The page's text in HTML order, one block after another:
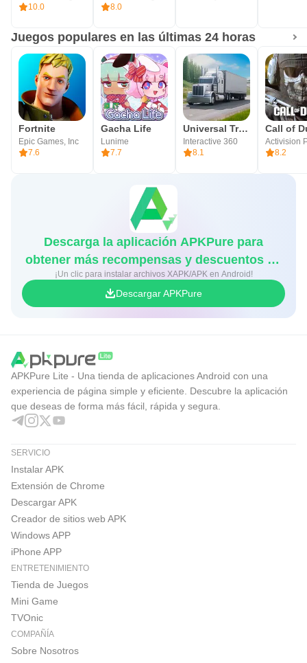
10.0
8.0
Juegos populares en las últimas 24 horas
Fortnite
Epic Games, Inc
7.6
Gacha Life
Lunime
7.7
Universal Truck Simulator
Interactive 360
8.1
8.2
Descarga la aplicación APKPure para
obtener más recompensas y descuentos en
juegos
¡Un clic para instalar archivos XAPK/APK en Android!
Descargar APKPure
APKPure Lite - Una tienda de aplicaciones Android con una
experiencia de página simple y eficiente. Descubre la aplicación
que deseas de forma más fácil, rápida y segura.
SERVICIO
Instalar APK
Extensión de Chrome
Descargar APK
Creador de sitios web APK
Windows APP
iPhone APP
ENTRETENIMIENTO
Tienda de Juegos
Mini Game
TVOnic
COMPAÑÍA
Sobre Nosotros